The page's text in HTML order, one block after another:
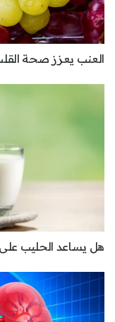
العنب يعزز صحة
هل يساعد الحليب